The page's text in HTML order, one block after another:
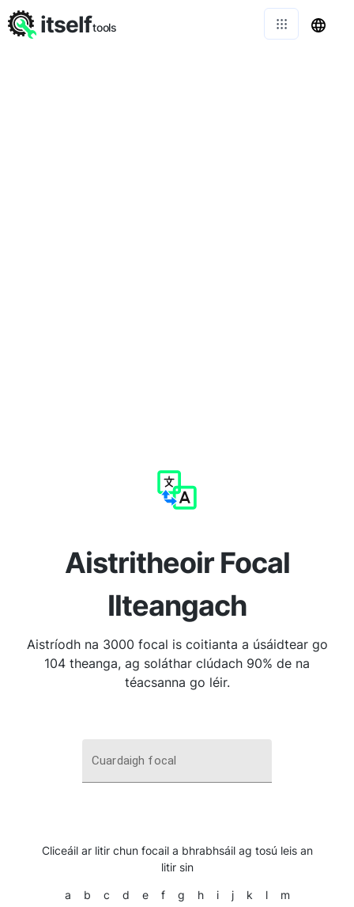
Aistritheoir Focal
Ilteangach
Aistríodh na 3000 focal is coitianta a úsáidtear go
104 theanga, ag soláthar clúdach 90% de na
téacsanna go léir.
Cuardaigh focal
Cliceáil ar litir chun focail a bhrabhsáil ag tosú leis an
litir sin
a b c d e f g h i j k l m
itselftools